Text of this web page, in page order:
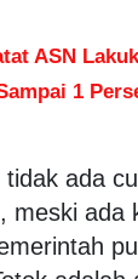
ASN
1
ada
meski ada